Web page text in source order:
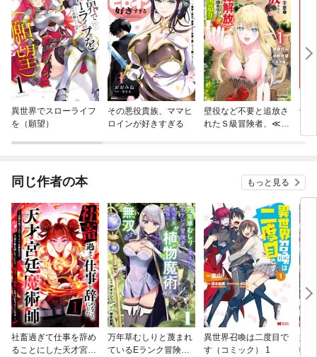
異世界でスローライフ
を（願望）
その悪役貴族、ママヒ
ロインが好きすぎる
壁役など不要と追放さ
れたＳ級冒険者、≪奴
十
同じ作者の本 もっと見る
社畜過ぎて仕事を辞め
ることにした天才宮廷
万年草むしりと蔑まれ
ているEランク冒険
異世界召喚は二度目で
す（コミック） 1
嫌
転